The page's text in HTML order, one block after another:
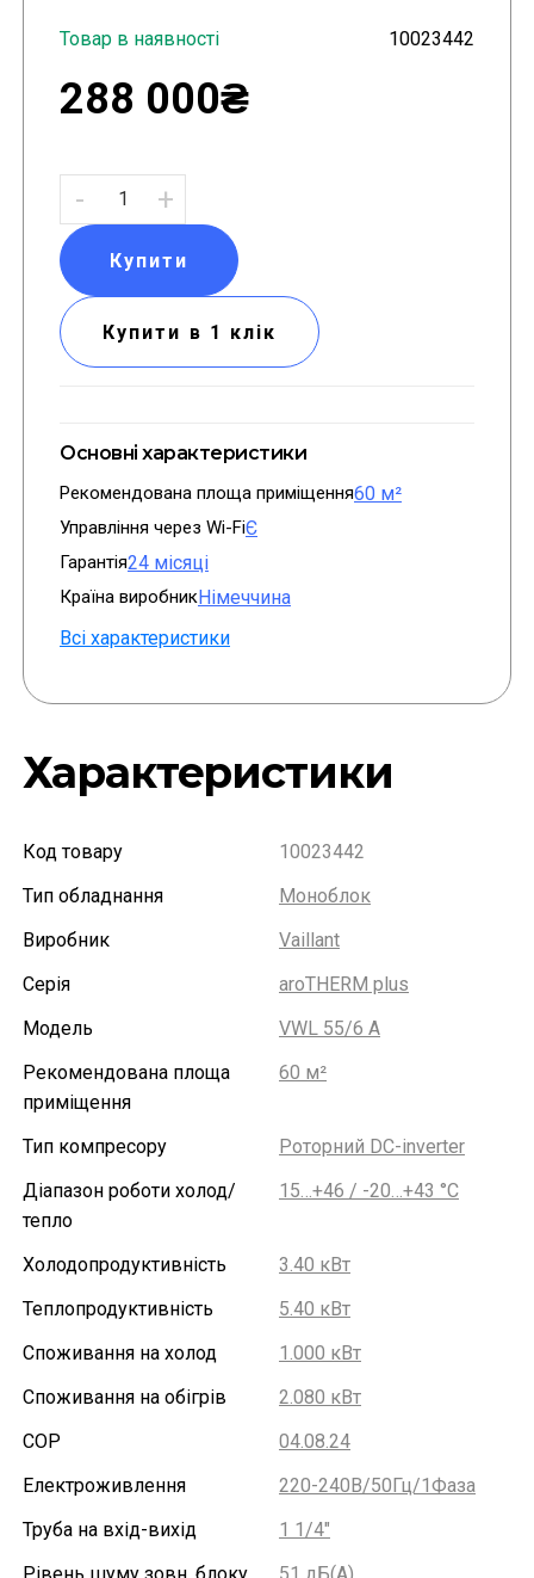
Товар в наявності 10023442
288 000₴
- +
Купити
Купити в 1 клік
Основні характеристики
Рекомендована площа приміщення60 м²
Управління через Wi-FiЄ
Гарантія24 місяці
Країна виробникНімеччина
Всі характеристики
Характеристики
Код товару
10023442
Тип обладнання
Моноблок
Виробник
Vaillant
Серія
aroTHERM plus
Модель
VWL 55/6 A
Рекомендована площа
приміщення
60 м²
Тип компресору
Роторний DC-inverter
Діапазон роботи холод/
тепло
15…+46 / -20…+43 °С
Холодопродуктивність
3.40 кВт
Теплопродуктивність
5.40 кВт
Споживання на холод
1.000 кВт
Споживання на обігрів
2.080 кВт
COP
04.08.24
Електроживлення
220-240В/50Гц/1Фаза
Труба на вхід-вихід
1 1/4"